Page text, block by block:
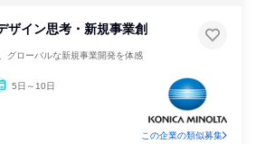
ザイン思考・新規事業創
グローバルな新規事業開発を体感
5日～10日
この企業の類似募集